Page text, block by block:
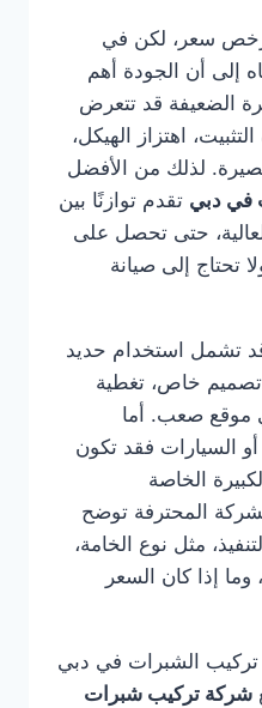
سعر، لكن في
إلى أن الجودة أهم
الضعيفة قد تتعرض
اهتزاز الهيكل،
لذلك من الأفضل
في دبي تقدم توازنًا بين
حتى تحصل على
تحتاج إلى صيانة
قد تشمل استخدام حديد
تصميم خاص، تغطية
موقع صعب. أما
السيارات فقد تكون
الخاصة
المحترفة توضح
مثل نوع الخامة،
إذا كان السعر
تركيب الشبرات في دبي
شركة تركيب شبرات